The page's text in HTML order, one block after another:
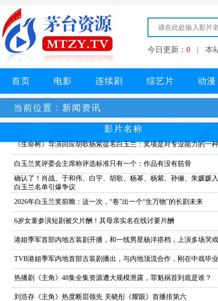
今日更新： 0 | 本
首页 电影 连续剧 综艺片 动漫
当前位置： 新闻资讯
影片名称
《生命树》导演回应胡歌杨紫提名白玉兰：奖项是对专业能力的一
白玉兰奖评委会主席称评选标准只有一个：作品有没有筋骨
确认了！肖战、于和伟、白宇、胡歌、杨幂、杨紫、孙俪、朱媛媛
白玉兰名单引爆争议
2026年白玉兰奖前瞻：这一次，“卷”出一个“生万物”的长剧未来
6岁女童参演短剧被欠片酬！其母亲实名在线讨要片酬
港姐季军首部内地古装剧开播，和一线男星杨洋搭档，上演多场哭
TVB港姐季军内地首部古装剧播出，与内地顶流合作，刚在中戏毕业
热播剧《主角》48集全集资源遭大规模泄露，罪魁祸首到底是谁？
刘浩存《主角》热度断层领先 关晓彤《耀眼》首播排第六